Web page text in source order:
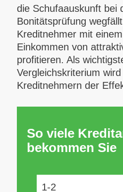
die Schufaauskunft bei
Bonitätsprüfung
Kreditnehmer mit
Einkommen von
profitieren. Als
Vergleichskriterium
Kreditnehmern der
So viele
bekommen Sie
1-2